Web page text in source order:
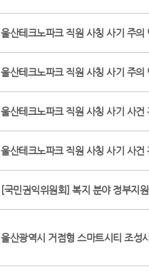
울산테크노파크 직원 사칭 사기 주
울산테크노파크 직원 사칭 사기 주의
울산테크노파크 직원 사칭 사기 사건
울산테크노파크 직원 사칭 사기 사건
[국민권익위원회] 복지 분야 정부지
울산광역시 거점형 스마트시티 조성